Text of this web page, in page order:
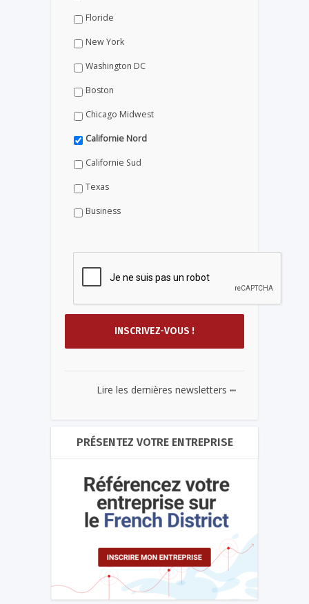
Floride
New York
Washington DC
Boston
Chicago Midwest
Californie Nord
Californie Sud
Texas
Business
Lire les dernières newsletters ...
PRÉSENTEZ VOTRE ENTREPRISE